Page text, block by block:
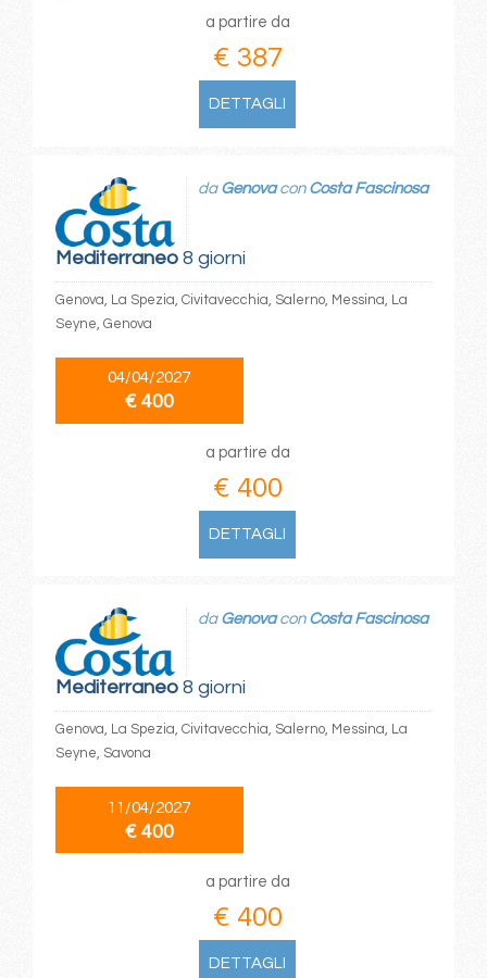
a partire da
€ 387
DETTAGLI
Mediterraneo8 giorni
da Genovacon Costa Fascinosa
Genova, La Spezia, Civitavecchia, Salerno, Messina, La
Seyne, Genova
04/04/2027
€ 400
a partire da
€ 400
DETTAGLI
Mediterraneo8 giorni
da Genovacon Costa Fascinosa
Genova, La Spezia, Civitavecchia, Salerno, Messina, La
Seyne, Savona
11/04/2027
€ 400
a partire da
€ 400
DETTAGLI